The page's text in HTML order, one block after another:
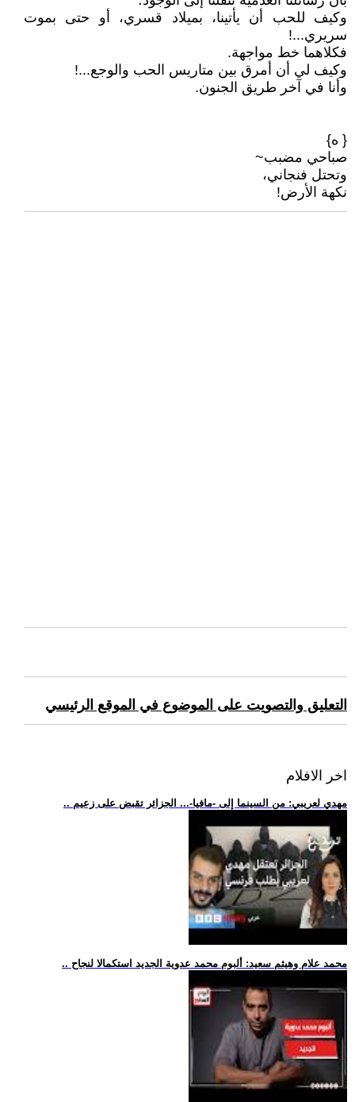
وكيف للحب أن يأتينا، بميلاد قسري، أو حتى بموت
سريري...!
فكلاهما خط مواجهة.
وكيف لي أن أمرق بين متاريس الحب والوجع...!
وأنا في آخر طريق الجنون.
{ ه}
صباحي مضبب~
وتحتل فنجاني،
نكهة الأرض!
التعليق والتصويت على الموضوع في الموقع الرئيسي
اخر الافلام
.. مهدي لعريبي: من السينما إلى -مافيا-... الجزائر تقبض على زعيم
.. محمد علام وهيثم سعيد: ألبوم محمد عدوية الجديد استكمالا لنجاح